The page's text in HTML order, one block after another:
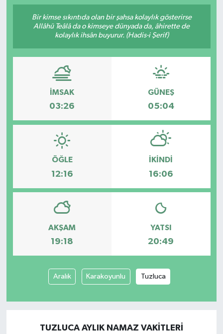
Bir kimse sıkıntıda olan bir şahsa kolaylık gösterirse
Allâhü Teâlâ da o kimseye dünyada da, âhirette de
kolaylık ihsân buyurur. (Hadis-i Şerif)
İMSAK
03:26
GÜNEŞ
05:04
ÖĞLE
12:16
İKINDI
16:06
AKŞAM
19:18
YATSI
20:49
Aralık Karakoyunlu Tuzluca
TUZLUCA AYLIK NAMAZ VAKITLERI